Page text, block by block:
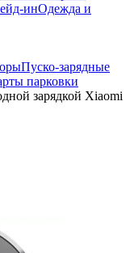
инОдежда и
Пуско-зарядные
парковки
зарядкой Xiaomi